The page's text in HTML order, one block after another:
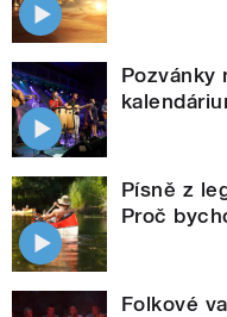
Pozvánky
Písně z
Proč
Folkové